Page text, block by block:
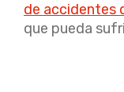
de accidentes
que pueda